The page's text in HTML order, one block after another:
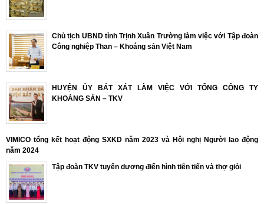
Chủ tịch UBND tỉnh Trịnh Xuân Trường làm việc với Tập đoàn
Công nghiệp Than – Khoáng sản Việt Nam
HUYỆN ỦY BÁT XÁT LÀM VIỆC VỚI TỔNG CÔNG TY
KHOÁNG SẢN – TKV
VIMICO tổng kết hoạt động SXKD năm 2023 và Hội nghị Người lao động
năm 2024
Tập đoàn TKV tuyên dương điển hình tiên tiến và thợ giỏi